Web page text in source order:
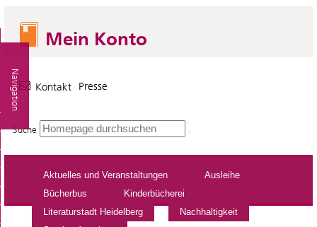
Mein Konto
Kontakt Presse
Suche
Aktuelles und Veranstaltungen
Ausleihe
Bücherbus
Kinderbücherei
Literaturstadt Heidelberg
Nachhaltigkeit
Navigation